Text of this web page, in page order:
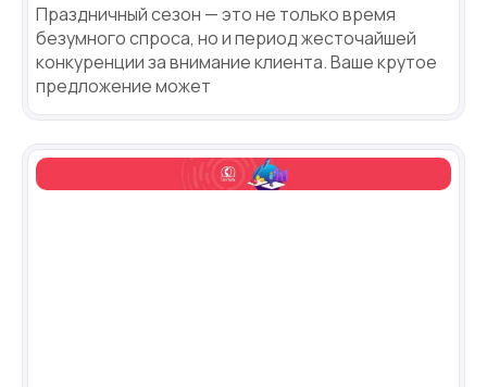
Праздничный сезон — это не только время
безумного спроса, но и период жесточайшей
конкуренции за внимание клиента. Ваше крутое
предложение может